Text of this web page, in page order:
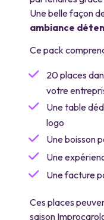
Une belle façon
ambiance
Ce pack
20 places
votre
Une table
logo
Une boisson
Une
Une facture
Ces places
saison